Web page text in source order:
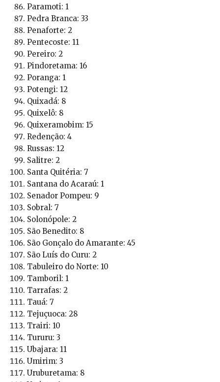
Paramoti: 1
Pedra Branca: 33
Penaforte: 2
Pentecoste: 11
Pereiro: 2
Pindoretama: 16
Poranga: 1
Potengi: 12
Quixadá: 8
Quixelô: 8
Quixeramobim: 15
Redenção: 4
Russas: 12
Salitre: 2
Santa Quitéria: 7
Santana do Acaraú: 1
Senador Pompeu: 9
Sobral: 7
Solonópole: 2
São Benedito: 8
São Gonçalo do Amarante: 45
São Luís do Curu: 2
Tabuleiro do Norte: 10
Tamboril: 1
Tarrafas: 2
Tauá: 7
Tejuçuoca: 28
Trairi: 10
Tururu: 3
Ubajara: 11
Umirim: 3
Uruburetama: 8